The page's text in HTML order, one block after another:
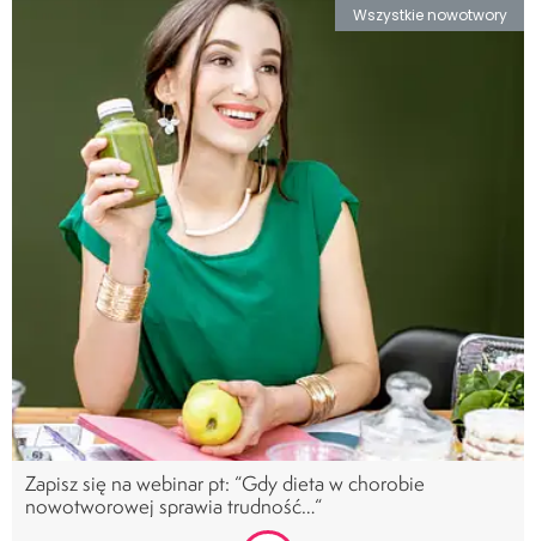
Wszystkie nowotwory
Zapisz się na webinar pt: “Gdy dieta w chorobie
nowotworowej sprawia trudność…“